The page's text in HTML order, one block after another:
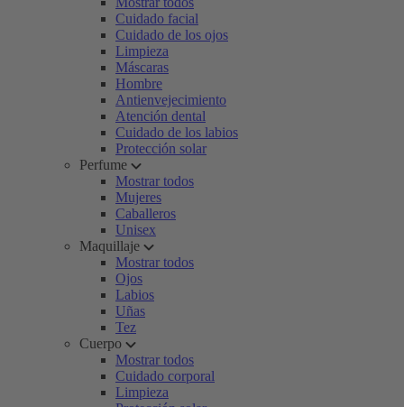
Cuidado facial
Cuidado de los ojos
Limpieza
Máscaras
Hombre
Antienvejecimiento
Atención dental
Cuidado de los labios
Protección solar
Perfume
Mostrar todos
Mujeres
Caballeros
Unisex
Maquillaje
Mostrar todos
Ojos
Labios
Uñas
Tez
Cuerpo
Mostrar todos
Cuidado corporal
Limpieza